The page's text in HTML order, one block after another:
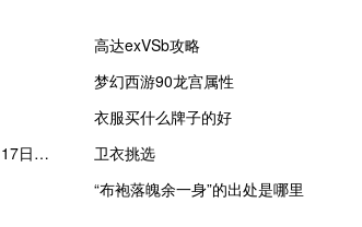
高达exVSb攻略
梦幻西游90龙宫属性
衣服买什么牌子的好
2023-11-17 07:47： 沿海高速沧州段山东方向，已于2023年11月17日07时46分恢复正常通行。该路段曾于2023年11月17日06时00分渤海新区站附近K286+800至K286+900处专项养护施工，占用超车道和应急车道。 ​​​
卫衣挑选
“布袍落魄余一身”的出处是哪里